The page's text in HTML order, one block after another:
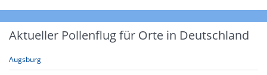
Aktueller Pollenflug für Orte in Deutschland
Augsburg